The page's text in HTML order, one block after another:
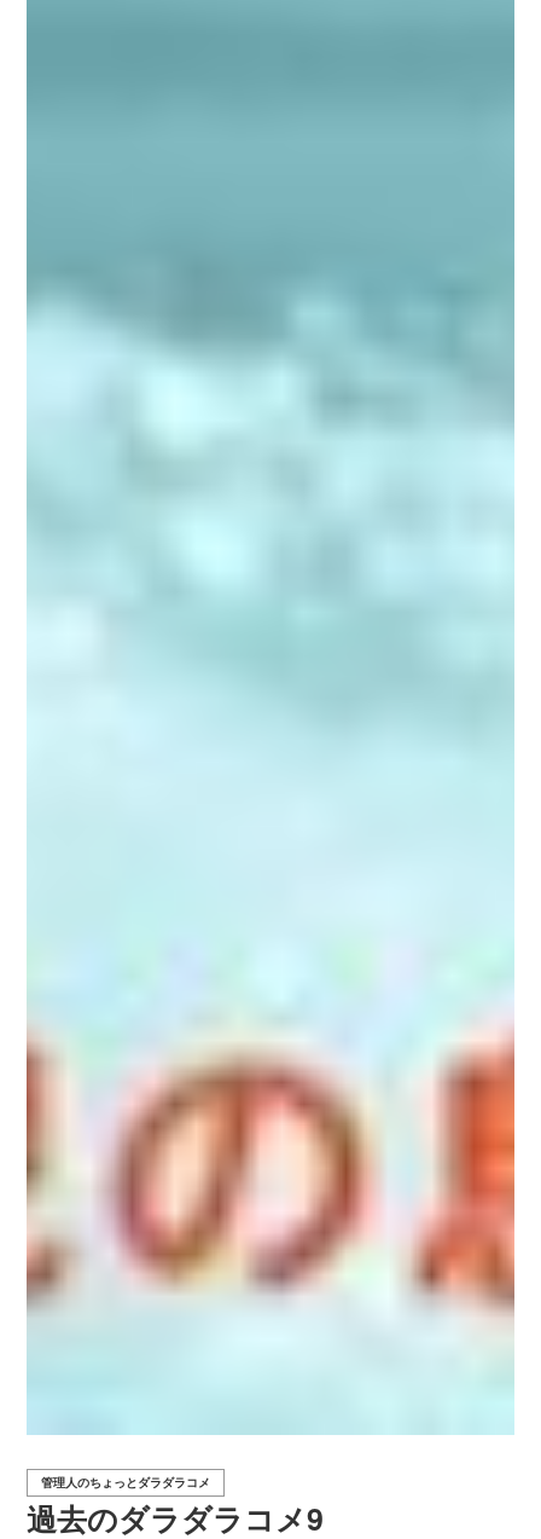
過去のダラダラコメ9
管理人のちょっとダラダラコメ